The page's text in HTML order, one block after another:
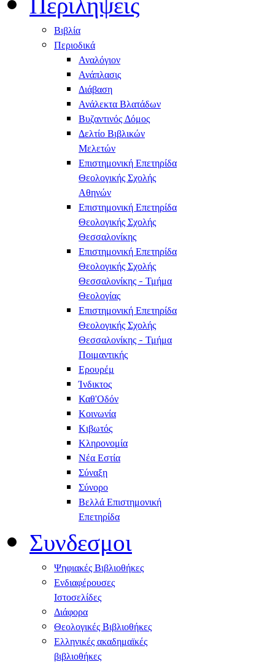
Βιβλία
Περιοδικά
Αναλόγιον
Ανάπλασις
Διάβαση
Ανάλεκτα Βλατάδων
Βυζαντινός Δόμος
Δελτίο Βιβλικών
Μελετών
Επιστημονική Επετηρίδα
Θεολογικής Σχολής
Αθηνών
Επιστημονική Επετηρίδα
Θεολογικής Σχολής
Θεσσαλονίκης
Επιστημονική Επετηρίδα
Θεολογικής Σχολής
Θεσσαλονίκης - Τμήμα
Θεολογίας
Επιστημονική Επετηρίδα
Θεολογικής Σχολής
Θεσσαλονίκης - Τμήμα
Ποιμαντικής
Ερουρέμ
Ίνδικτος
Καθ'Οδόν
Κοινωνία
Κιβωτός
Κληρονομία
Νέα Εστία
Σύναξη
Σύνορο
Βελλά Επιστημονική
Επετηρίδα
Συνδεσμοι
Ψηφιακές Βιβλιοθήκες
Ενδιαφέρουσες
Ιστοσελίδες
Διάφορα
Θεολογικές Βιβλιοθήκες
Ελληνικές ακαδημαϊκές
βιβλιοθήκες